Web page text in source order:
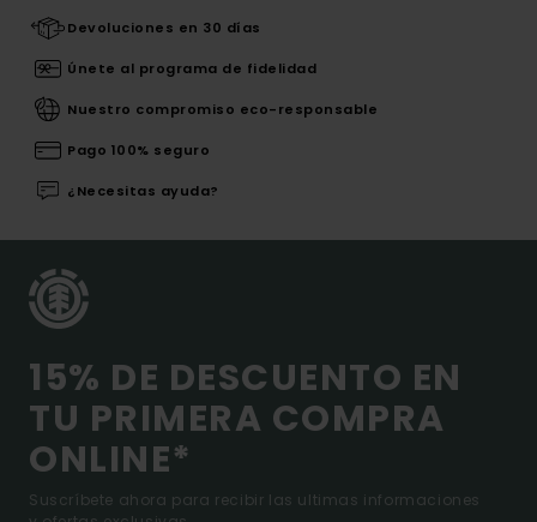
Devoluciones en 30 días
Únete al programa de fidelidad
Nuestro compromiso eco-responsable
Pago 100% seguro
¿Necesitas ayuda?
15% DE DESCUENTO EN
TU PRIMERA COMPRA
ONLINE*
Suscríbete ahora para recibir las ultimas informaciones